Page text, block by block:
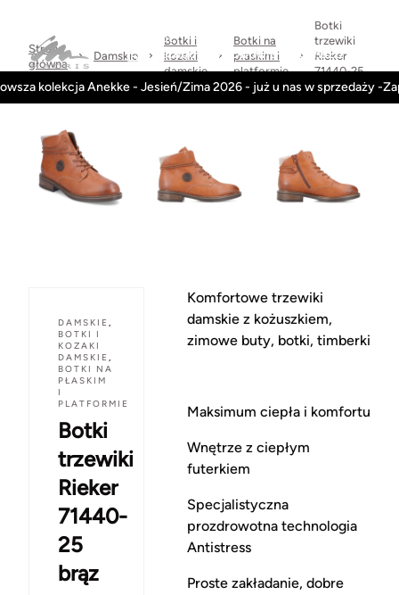
zwrot
Regulamin
Kategorie Obuwie-Wiosna26
kolekcja Anekke - Jesień/Zima 2026 - już u nas w sprzedaży -
Strona
główna
Damskie
Botki i
kozaki
damskie
Botki na
płaskim i
platformie
Botki
trzewiki
Rieker
71440-25
brąz
DAMSKIE ,
BOTKI I
KOZAKI
DAMSKIE ,
BOTKI NA
PŁASKIM
I
PLATFORMIE
Botki
trzewiki
Rieker
71440-
25
brąz
Komfortowe trzewiki
damskie z kożuszkiem,
zimowe buty, botki, timberki
Maksimum ciepła i komfortu
Wnętrze z ciepłym
futerkiem
Specjalistyczna
prozdrowotna technologia
Antistress
Proste zakładanie, dobre